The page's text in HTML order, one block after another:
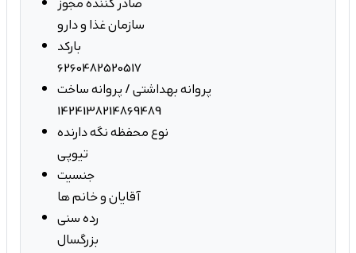
سازمان غذا و دارو
بارکد
6260482520517
پروانه بهداشتی / پروانه ساخت
1424138214869489
نوع محفظه نگه دارنده
تیوپی
جنسیت
آقایان و خانم ها
رده سنی
بزرگسال